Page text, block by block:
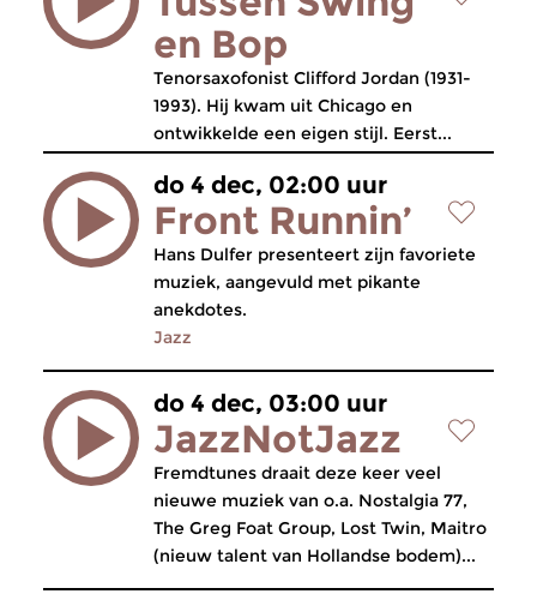
en Bop
Tenorsaxofonist Clifford Jordan (1931-
1993). Hij kwam uit Chicago en
ontwikkelde een eigen stijl. Eerst...
do 4 dec, 02:00 uur
Front Runnin’
Hans Dulfer presenteert zijn favoriete
muziek, aangevuld met pikante
anekdotes.
Jazz
do 4 dec, 03:00 uur
JazzNotJazz
Fremdtunes draait deze keer veel
nieuwe muziek van o.a. Nostalgia 77,
The Greg Foat Group, Lost Twin, Maitro
(nieuw talent van Hollandse bodem)...